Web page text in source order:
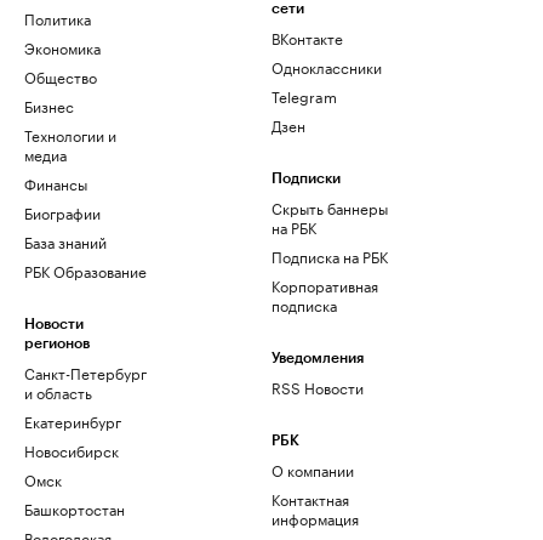
Политика
Экономика
Общество
Бизнес
Технологии и
медиа
Финансы
Биографии
База знаний
РБК Образование
Новости
регионов
Санкт-Петербург
и область
Екатеринбург
Новосибирск
Омск
Башкортостан
сети
ВКонтакте
Одноклассники
Telegram
Дзен
Подписки
Скрыть баннеры
на РБК
Подписка на РБК
Корпоративная
подписка
Уведомления
RSS Новости
РБК
О компании
Контактная
информация